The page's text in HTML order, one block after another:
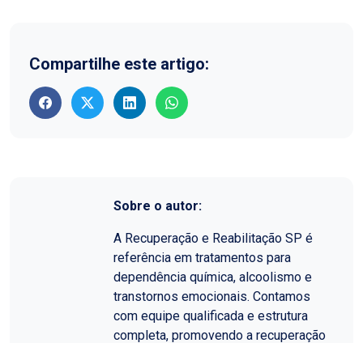
Compartilhe este artigo:
Sobre o autor:
A Recuperação e Reabilitação SP é
referência em tratamentos para
dependência química, alcoolismo e
transtornos emocionais. Contamos
com equipe qualificada e estrutura
completa, promovendo a recuperação